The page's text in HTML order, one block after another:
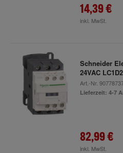
14,39 €
inkl. MwSt.
Schneider
24VAC
Art.-Nr.
Lieferzeit: 4-7
82,99 €
inkl. MwSt.